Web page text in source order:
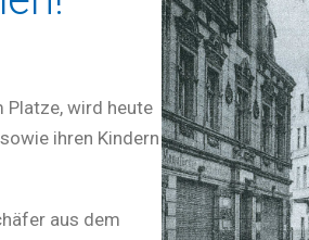
Platze, wird heute
ihren Kindern
aus dem